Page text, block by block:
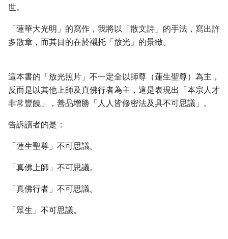
世。
「蓮華大光明」的寫作，我將以「散文詩」的手法，寫出許
多散章，而其目的在於襯托「放光」的景緻。
這本書的「放光照片」不一定全以師尊（蓮生聖尊）為主，
反而是以其他上師及真佛行者為主，這是表現出「本宗人才
非常豐饒」，善品增勝「人人皆修密法及具不可思議」。
告訴讀者的是：
「蓮生聖尊」不可思議。
「真佛上師」不可思議。
「真佛行者」不可思議。
「眾生」不可思議。